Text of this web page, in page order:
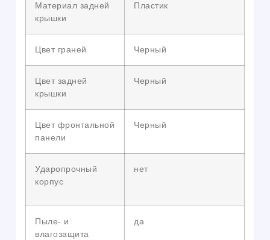
Материал задней
крышки
Пластик
Цвет граней Черный
Цвет задней
крышки
Черный
Цвет фронтальной
панели
Черный
Ударопрочный
корпус
нет
Пыле- и
влагозащита
да